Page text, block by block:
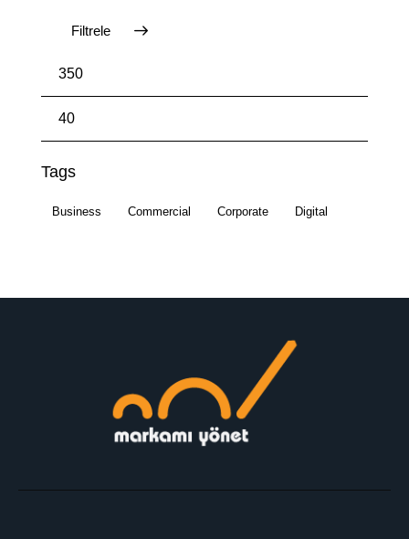
Filtrele
Tags
Business Commercial Corporate Digital